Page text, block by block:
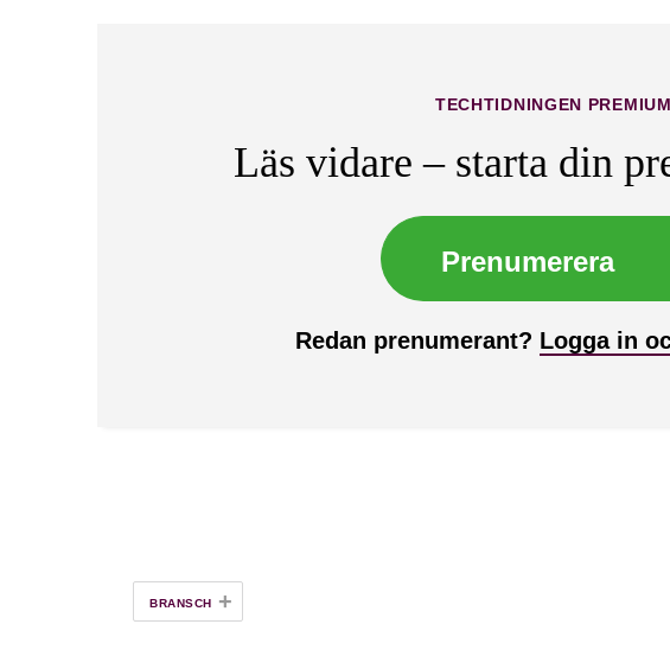
TECHTIDNINGEN PREMIUM
Läs vidare – starta din
Prenumerera
Redan prenumerant? Logga in
BRANSCH +